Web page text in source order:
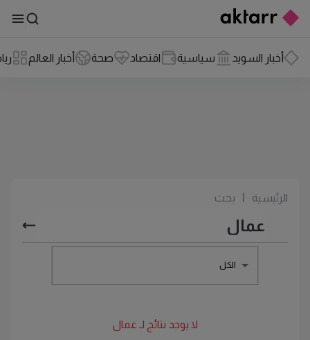
أخبار السويد سياسية اقتصاد صحة أخبار العالم
الرئيسية بحث
الكل
لا يوجد نتائج لـ عمال